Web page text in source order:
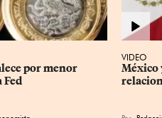
por menor
Fed
VIDEO
México